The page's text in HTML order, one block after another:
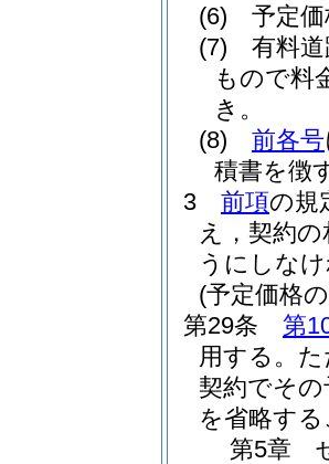
(6)
予定
(7)
有料
もので料
き。
(8)
前各号
積書を徴
3
前項の規
え，契約
うにしな
(予定価格
第29条
第
用する。
契約でそ
を省略す
第5章